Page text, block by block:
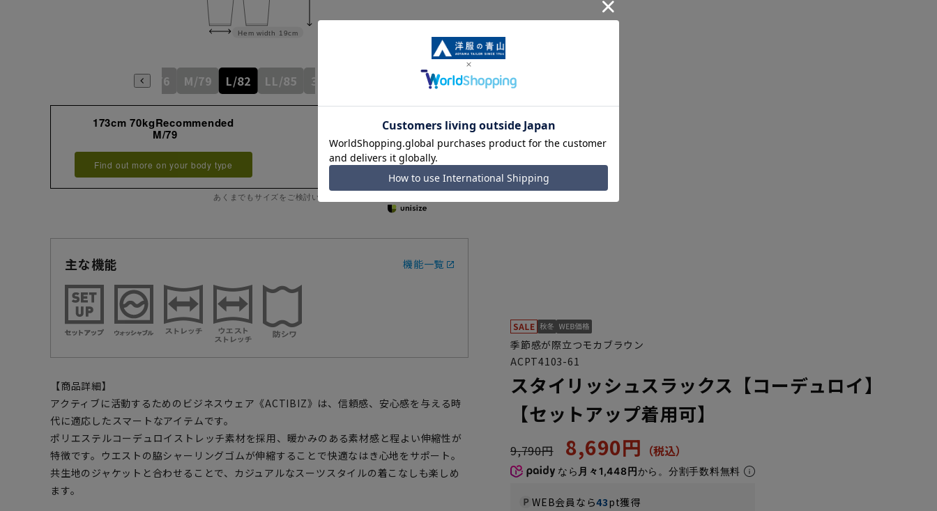
Hem width 19cm
S/76 M/79 L/82 LL/85 3L/88
173cm 70kgRecommended
M/79
Find out more on your body type
あくまでもサイズをご検討いただく際の目安となります。
主な機能 機能一覧
【商品詳細】
アクティブに活動するためのビジネスウェア《ACTIBIZ》は、信頼感、安心感を与える時
代に適応したスマートなアイテムです。
ポリエステルコーデュロイストレッチ素材を採用、暖かみのある素材感と程よい伸縮性が
特徴です。ウエストの脇シャーリングゴムが伸縮することで快適なはき心地をサポート。
共生地のジャケットと合わせることで、カジュアルなスーツスタイルの着こなしも楽しめ
ます。
季節感が際立つモカブラウン
ACPT4103-61
スタイリッシュスラックス【コーデュロイ】
【セットアップ着用可】
9,790円 8,690円
なら 月々1,448円から。分割手数料無料
WEB会員なら43pt獲得